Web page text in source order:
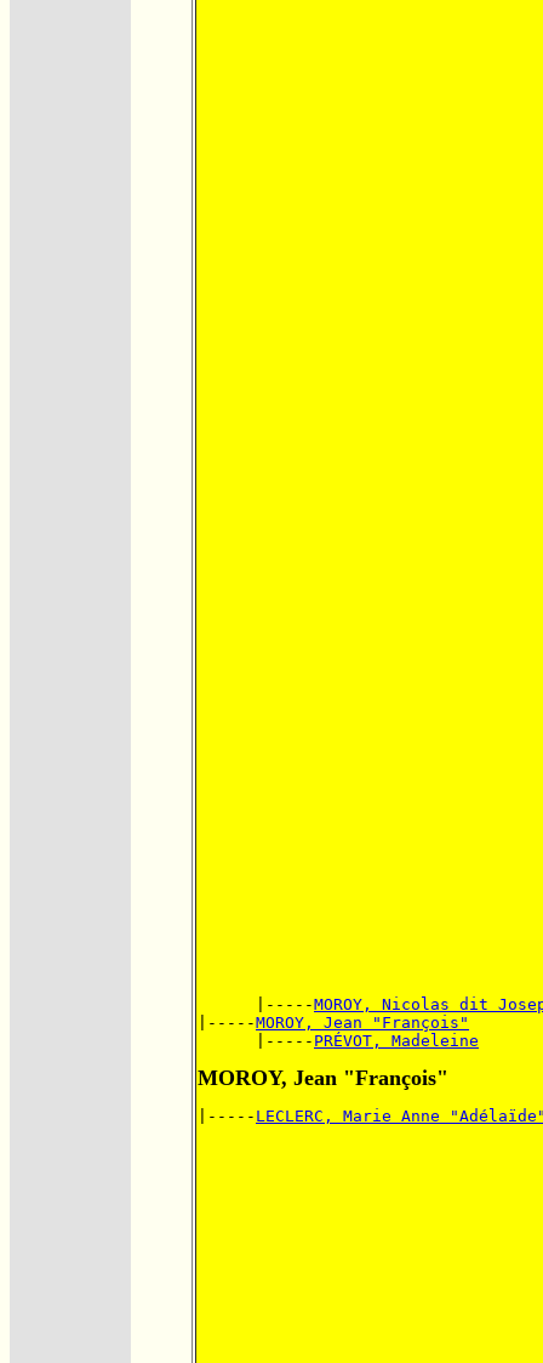
      |-----
MOROY, Nicolas dit
|-----MOROY, Jean "François"
      |-----
PRÉVOT, Madeleine
MOROY, Jean "François"
|----- LECLERC, Marie Anne